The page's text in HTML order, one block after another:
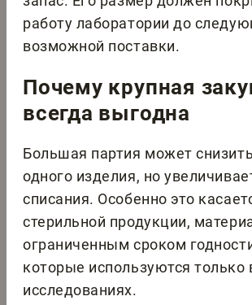
работу лаборатории до
возможной поставки.
Почему крупная
всегда выгодна
Большая партия может
одного изделия, но
списания. Особенно это
стерильной продукции,
ограниченным сроком
которые используются только
исследованиях.